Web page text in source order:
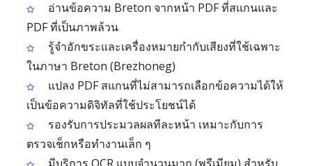
อ่านข้อความ Breton จากหน้า PDF ที่สแกนและ
PDF ที่เป็นภาพล้วน
รู้จำอักขระและเครื่องหมายกำกับเสียงที่ใช้เฉพาะ
ในภาษา Breton (Brezhoneg)
แปลง PDF สแกนที่ไม่สามารถเลือกข้อความได้ให้
เป็นข้อความดิจิทัลที่ใช้ประโยชน์ได้
รองรับการประมวลผลทีละหน้า เหมาะกับการ
ตรวจเช็กหรือทำงานเล็ก ๆ